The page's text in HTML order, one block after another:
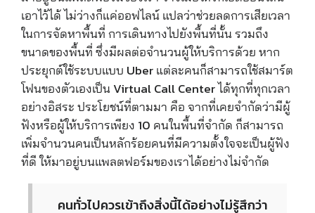
เอาไว้ได้ ไม่ว่างก็แค่ออฟไลน์ แปลว่าช่วยลดการเสียเวลา
ในการจัดหาพื้นที่ การเดินทางไปยังพื้นที่นั้น รวมถึง
ขนาดของพื้นที่ ซึ่งมีผลต่อจำนวนผู้ให้บริการด้วย หาก
ประยุกต์ใช้ระบบแบบ Uberแต่ละคนก็สามารถใช้สมาร์ต
โฟนของตัวเองเป็นVirtual Call Centerได้ทุกที่ทุกเวลา
อย่างอิสระ ประโยชน์ที่ตามมา คือ จากที่เคยจำกัดว่ามีผู้
ฟังหรือผู้ให้บริการเพียง 10 คนในพื้นที่จำกัด ก็สามารถ
เพิ่มจำนวนคนเป็นหลักร้อยคนที่มีความตั้งใจจะเป็นผู้ฟัง
ที่ดี ให้มาอยู่บนแพลตฟอร์มของเราได้อย่างไม่จำกัด
คนทั่วไปควรเข้าถึงสิ่งนี้ได้อย่างไม่รู้สึกว่า